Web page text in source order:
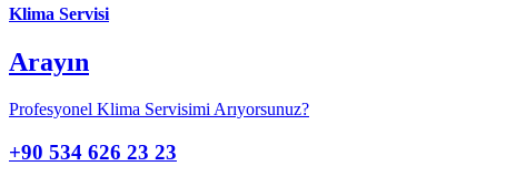
Klima Servisi
Arayın
Profesyonel Klima Servisimi Arıyorsunuz?
+90 534 626 23 23